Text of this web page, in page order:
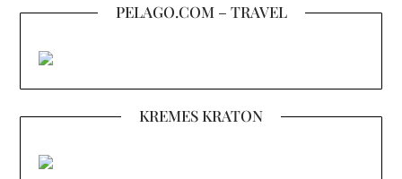
PELAGO.COM – TRAVEL
KREMES KRATON